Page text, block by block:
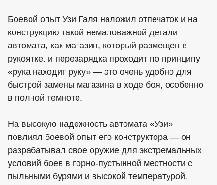
Боевой опыт Узи Галя наложил отпечаток и на
конструкцию такой немаловажной детали
автомата, как магазин, который размещен в
рукоятке, и перезарядка проходит по принципу
«рука находит руку» — это очень удобно для
быстрой замены магазина в ходе боя, особенно
в полной темноте.
На высокую надежность автомата «Узи»
повлиял боевой опыт его конструктора — он
разрабатывал свое оружие для экстремальных
условий боев в горно-пустынной местности с
пыльными бурями и высокой температурой.